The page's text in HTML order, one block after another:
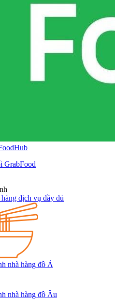
GrabFood
dịch vụ đầy đủ
nhà hàng đồ Á
nhà hàng đồ Âu